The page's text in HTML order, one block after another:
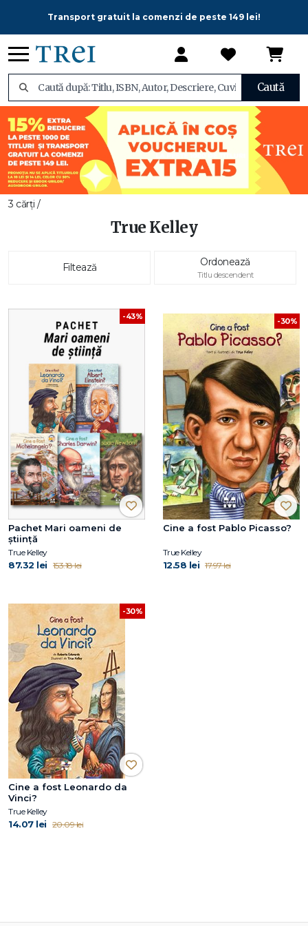
Transport gratuit la comenzi de peste 149 lei!
Caută
3 cărți /
True Kelley
Filtează Ordonează
Titlu descendent
-43%
Pachet Mari oameni de
știință
True Kelley
87.32 lei 153.18 lei
-30%
Cine a fost Pablo Picasso?
True Kelley
12.58 lei 17.97 lei
-30%
Cine a fost Leonardo da
Vinci?
True Kelley
14.07 lei 20.09 lei